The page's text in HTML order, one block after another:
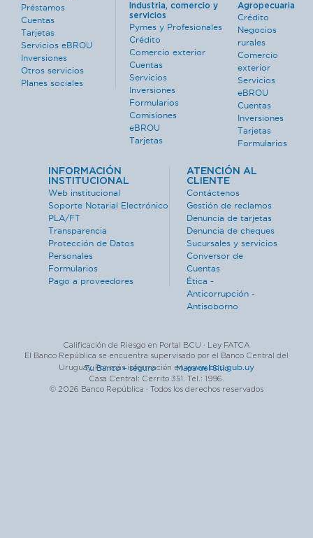
Préstamos
Cuentas
Tarjetas
Servicios eBROU
Inversiones
Otros servicios
Planes sociales
Industria, comercio y
servicios
Pymes y Profesionales
Crédito
Comercio exterior
Cuentas
Servicios
Inversiones
Formularios
Comisiones
eBROU
Tarjetas
Agropecuaria
Crédito
Negocios
rurales
Comercio
exterior
Servicios
eBROU
Cuentas
Inversiones
Tarjetas
Formularios
INFORMACIÓN
INSTITUCIONAL
Web institucional
Soporte Notarial Electrónico
PLA/FT
Transparencia
Protección de Datos
Personales
Formularios
Pago a proveedores
ATENCIÓN AL
CLIENTE
Contáctenos
Gestión de reclamos
Denuncia de tarjetas
Denuncia de cheques
Sucursales y servicios
Conversor de
Cuentas
Ética -
Anticorrupción -
Antisoborno
Calificación de Riesgo en Portal BCU · Ley FATCA
El Banco República se encuentra supervisado por el Banco Central del
Uruguay. Por más información enwww.bcu.gub.uy
Tu Banco + seguro · Mapa del Sitio
Casa Central: Cerrito 351. Tel.: 1996.
© 2026 Banco República · Todos los derechos reservados